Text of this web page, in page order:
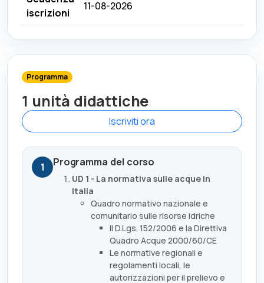
iscrizioni
11-08-2026
Programma
1 unità didattiche
Iscriviti ora
1 Programma del corso
UD 1 - La normativa sulle acque in
Italia
Quadro normativo nazionale e
comunitario sulle risorse idriche
Il D.Lgs. 152/2006 e la Direttiva
Quadro Acque 2000/60/CE
Le normative regionali e
regolamenti locali, le
autorizzazioni per il prelievo e